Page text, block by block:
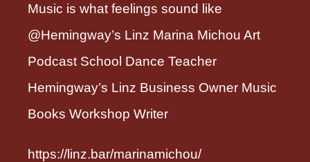
Music is what feelings sound like
@Hemingway’s Linz Marina Michou Art
Podcast School Dance Teacher
Hemingway’s Linz Business Owner Music
Books Workshop Writer
https://linz.bar/marinamichou/